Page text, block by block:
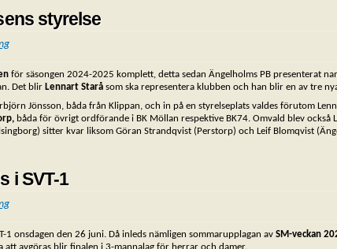
styrelse
för säsongen 2024-2025 komplett, detta sedan Ängelholms PB presenterat
Det blir Lennart Staråsom ska representera klubben och han blir en av tre
Jönsson, båda från Klippan, och in på en styrelseplats valdes förutom
båda för övrigt ordförande i BK Möllan respektive BK74. Omvald blev också
sitter kvar liksom Göran Strandqvist (Perstorp) och Leif Blomqvist
i SVT-1
1 onsdagen den 26 juni. Då inleds nämligen sommarupplagan av SM-veckan
att avgöras blir finalen i 3-mannalag för herrar och damer.